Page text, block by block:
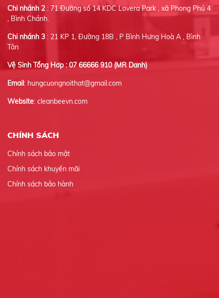
Chi nhánh 2: 71 Đường số 14 KDC Lovera Park , xã Phong Phú 4
, Bình Chánh.
Chi nhánh 3 : 21 KP 1, Đường 18B , P Bình Hưng Hoà A , Bình
Tân
Vệ Sinh Tổng Hơp : 07 66666 910 (MR Danh)
Email: hungcuongnoithat@gmail.com
Website: cleanbeevn.com
CHÍNH SÁCH
Chính sách bảo mật
Chính sách khuyến mãi
Chính sách bảo hành